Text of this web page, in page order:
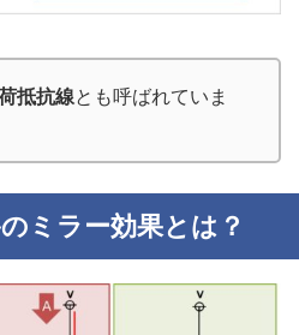
抵抗線とも呼ばれていま
ミラー効果とは？